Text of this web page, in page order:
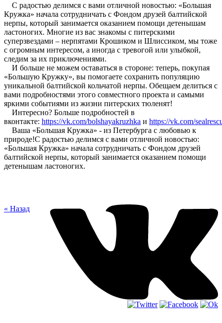
С радостью делимся с вами отличной новостью: «Большая
Кружка» начала сотрудничать с Фондом друзей балтийской
нерпы, который занимается оказанием помощи детенышам
ластоногих. Многие из вас знакомы с питерскими
суперзвездами – нерпятами Крошиком и Шлиссиком, мы тоже
с огромным интересом, а иногда с тревогой или улыбкой,
следим за их приключениями.
И больше не можем оставаться в стороне: теперь, покупая
«Большую Кружку», вы помогаете сохранить популяцию
уникальной балтийской кольчатой нерпы. Обещаем делиться с
вами подробностями этого совместного проекта и самыми
яркими событиями из жизни питерских тюленят!
Интересно? Больше подробностей в
вконтакте: https://vk.com/bolshayakruzhka и https://vk.com/
Ваша «Большая Кружка» - из Петербурга с любовью к
природе!С радостью делимся с вами отличной новостью:
«Большая Кружка» начала сотрудничать с Фондом друзей
балтийской нерпы, который занимается оказанием помощи
детенышам ластоногих.
« Назад